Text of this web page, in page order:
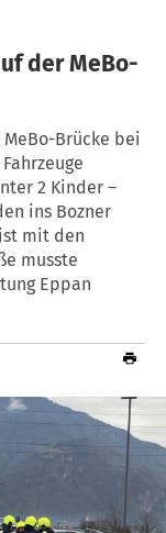
der MeBo-
Brücke bei
2 Kinder –
ins Bozner
mit den
musste
Eppan